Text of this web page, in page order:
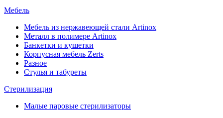
Мебель
Мебель из нержавеющей стали Artinox
Металл в полимере Artinox
Банкетки и кушетки
Корпусная мебель Zerts
Разное
Стулья и табуреты
Стерилизация
Малые паровые стерилизаторы